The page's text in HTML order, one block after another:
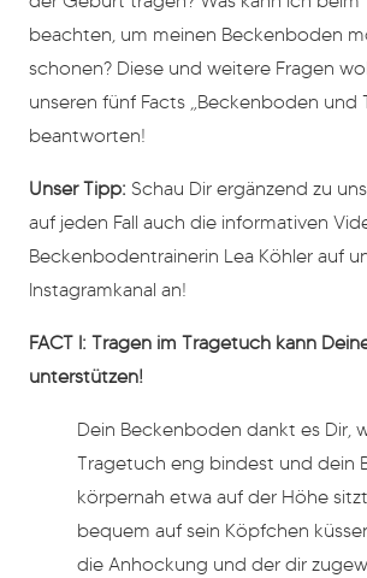
beachten, um meinen Beckenboden
schonen? Diese und weitere Fragen
unseren fünf Facts „Beckenboden und
beantworten!
Unser Tipp: Schau Dir ergänzend zu
auf jeden Fall auch die informativen
Beckenbodentrainerin Lea Köhler auf
Instagramkanal an!
FACT I: Tragen im Tragetuch kann
unterstützen!
Dein Beckenboden dankt es Dir,
Tragetuch eng bindest und dein
körpernah etwa auf der Höhe
bequem auf sein Köpfchen
die Anhockung und der dir